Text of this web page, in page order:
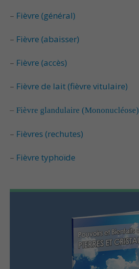
– Fièvre (général)
– Fièvre (abaisser)
– Fièvre (accès)
– Fièvre de lait (fièvre vitulaire)
– Fièvre glandulaire (Mononucléose)
– Fièvres (rechutes)
– Fièvre typhoïde
Propriétés et vertus
Propriétés et vertus
de la célestine
de la Pierre Amétrine